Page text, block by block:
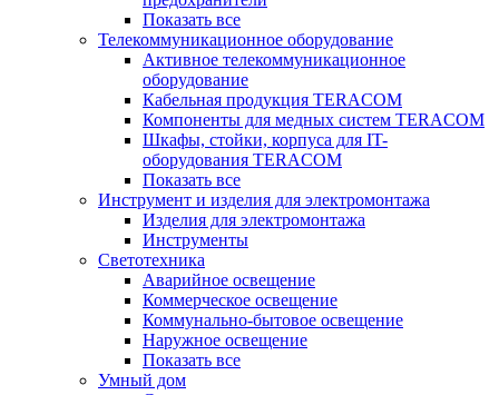
Показать все
Телекоммуникационное оборудование
Активное телекоммуникационное
оборудование
Кабельная продукция TERACOM
Компоненты для медных систем TERACOM
Шкафы, стойки, корпуса для IT-
оборудования TERACOM
Показать все
Инструмент и изделия для электромонтажа
Изделия для электромонтажа
Инструменты
Светотехника
Аварийное освещение
Коммерческое освещение
Коммунально-бытовое освещение
Наружное освещение
Показать все
Умный дом